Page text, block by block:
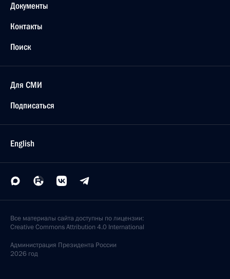
Документы
Контакты
Поиск
Для СМИ
Подписаться
English
Все материалы сайта доступны по лицензии:
Creative Commons Attribution 4.0 International
Администрация Президента России
2026 год